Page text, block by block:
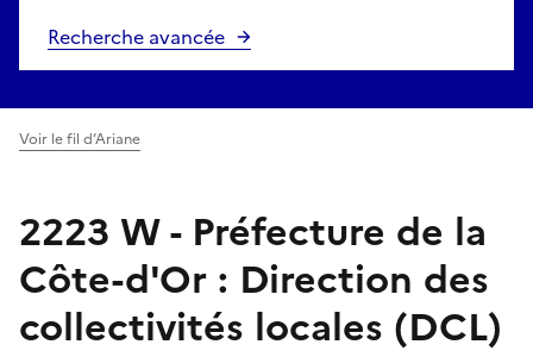
Recherche avancée
Voir le fil d’Ariane
2223 W - Préfecture de la
Côte-d'Or : Direction des
collectivités locales (DCL)